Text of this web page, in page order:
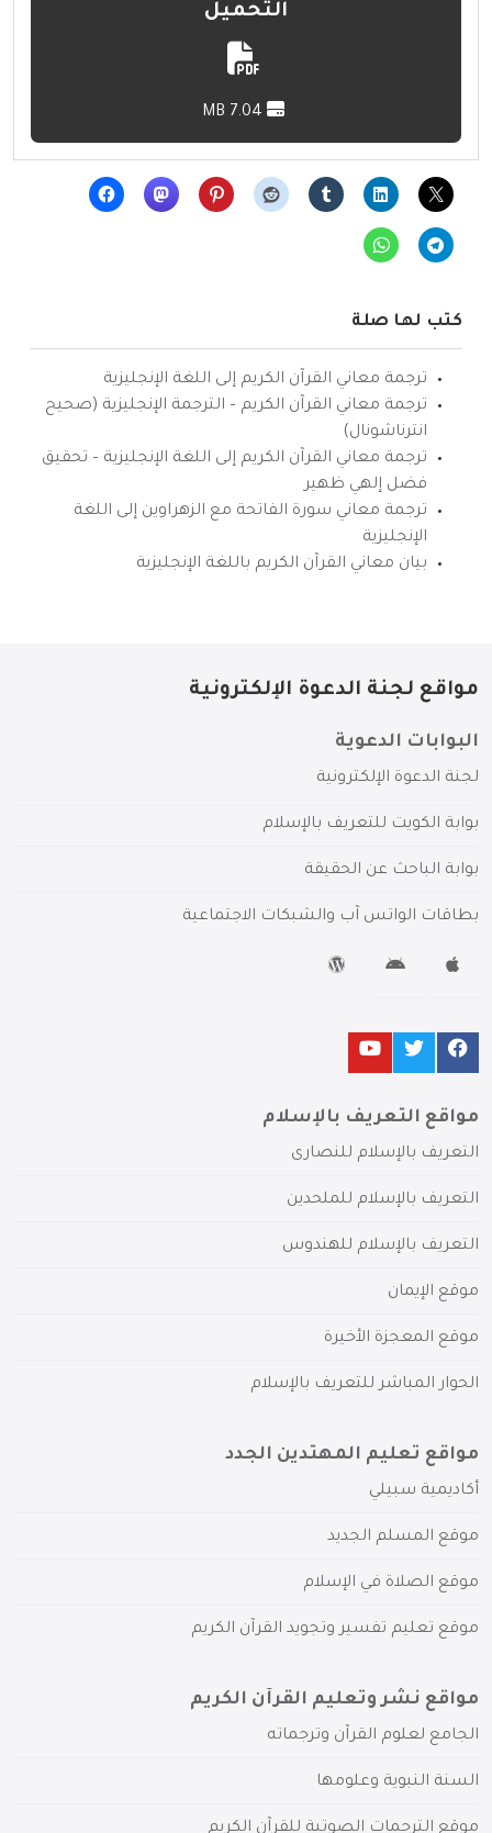
التحميل
كتب لها صلة
ترجمة معاني القرآن الكريم إلى اللغة الإنجليزية
ترجمة معاني القرآن الكريم – الترجمة الإنجليزية (صحيح
انترناشونال)
ترجمة معاني القرآن الكريم إلى اللغة الإنجليزية – تحقيق
فضل إلهي ظهير
ترجمة معاني سورة الفاتحة مع الزهراوين إلى اللغة
الإنجليزية
بيان معاني القرآن الكريم باللغة الإنجليزية
مواقع لجنة الدعوة الإلكترونية
البوابات الدعوية
لجنة الدعوة الإلكترونية
بوابة الكويت للتعريف بالإسلام
بوابة الباحث عن الحقيقة
بطاقات الواتس آب والشبكات الاجتماعية
مواقع التعريف بالإسلام
التعريف بالإسلام للنصارى
التعريف بالإسلام للملحدين
التعريف بالإسلام للهندوس
موقع الإيمان
موقع المعجزة الأخيرة
الحوار المباشر للتعريف بالإسلام
مواقع تعليم المهتدين الجدد
أكاديمية سبيلي
موقع المسلم الجديد
موقع الصلاة في الإسلام
موقع تعليم تفسير وتجويد القرآن الكريم
مواقع نشر وتعليم القرآن الكريم
الجامع لعلوم القرآن وترجماته
السنة النبوية وعلومها
موقع الترجمات الصوتية للقرآن الكريم